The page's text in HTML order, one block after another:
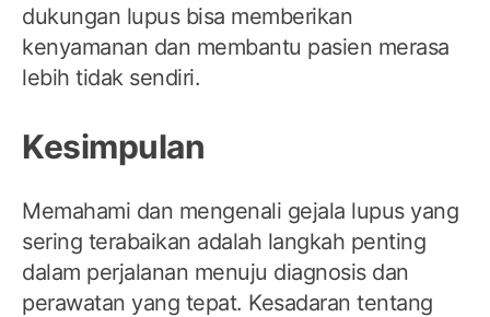
dukungan lupus bisa memberikan
kenyamanan dan membantu pasien merasa
lebih tidak sendiri.
Kesimpulan
Memahami dan mengenali gejala lupus yang
sering terabaikan adalah langkah penting
dalam perjalanan menuju diagnosis dan
perawatan yang tepat. Kesadaran tentang